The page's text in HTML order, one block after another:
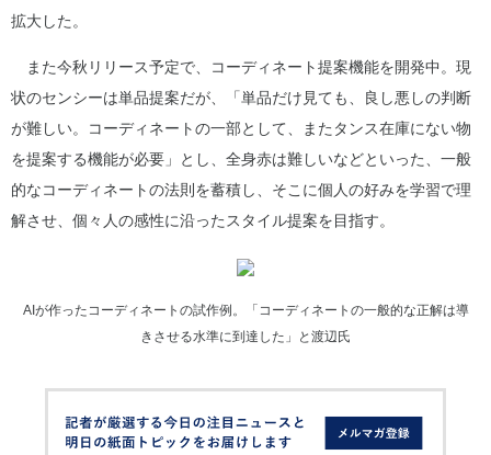
拡大した。
また今秋リリース予定で、コーディネート提案機能を開発中。現
状のセンシーは単品提案だが、「単品だけ見ても、良し悪しの判断
が難しい。コーディネートの一部として、またタンス在庫にない物
を提案する機能が必要」とし、全身赤は難しいなどといった、一般
的なコーディネートの法則を蓄積し、そこに個人の好みを学習で理
解させ、個々人の感性に沿ったスタイル提案を目指す。
AIが作ったコーディネートの試作例。「コーディネートの一般的な正解は導
きさせる水準に到達した」と渡辺氏